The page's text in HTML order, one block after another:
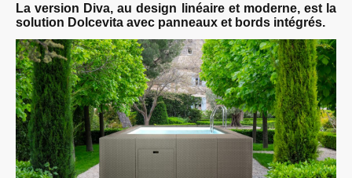
La version Diva, au design linéaire et moderne, est la
solution Dolcevita avec panneaux et bords intégrés.